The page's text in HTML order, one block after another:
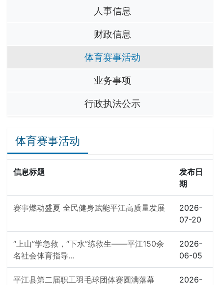
人事信息
财政信息
体育赛事活动
业务事项
行政执法公示
体育赛事活动
信息标题
发布日
期
赛事燃动盛夏 全民健身赋能平江高质量发展
2026-
07-20
“上山”学急救，“下水”练救生——平江150余
名社会体育指导...
2026-
06-05
平江县第二届职工羽毛球团体赛圆满落幕
2026-